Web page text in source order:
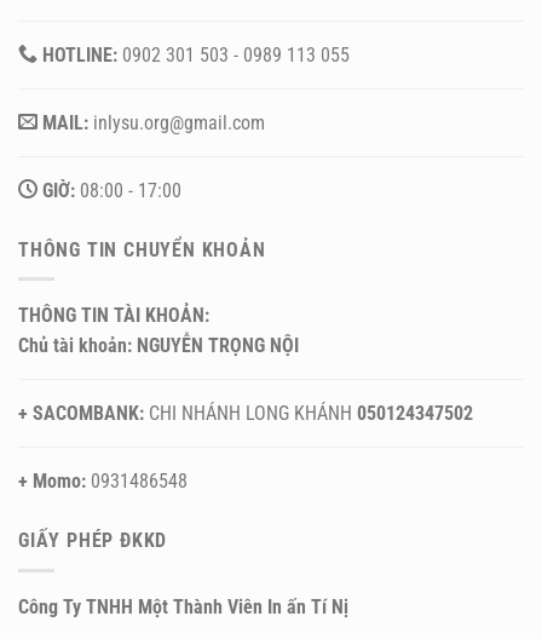
HOTLINE: 0902 301 503 - 0989 113 055
MAIL: inlysu.org@gmail.com
GIỜ: 08:00 - 17:00
THÔNG TIN CHUYỂN KHOẢN
THÔNG TIN TÀI KHOẢN:
Chủ tài khoản: NGUYỄN TRỌNG NỘI
+ SACOMBANK: CHI NHÁNH LONG KHÁNH 050124347502
+ Momo: 0931486548
GIẤY PHÉP ĐKKD
Công Ty TNHH Một Thành Viên In ấn Tí Nị